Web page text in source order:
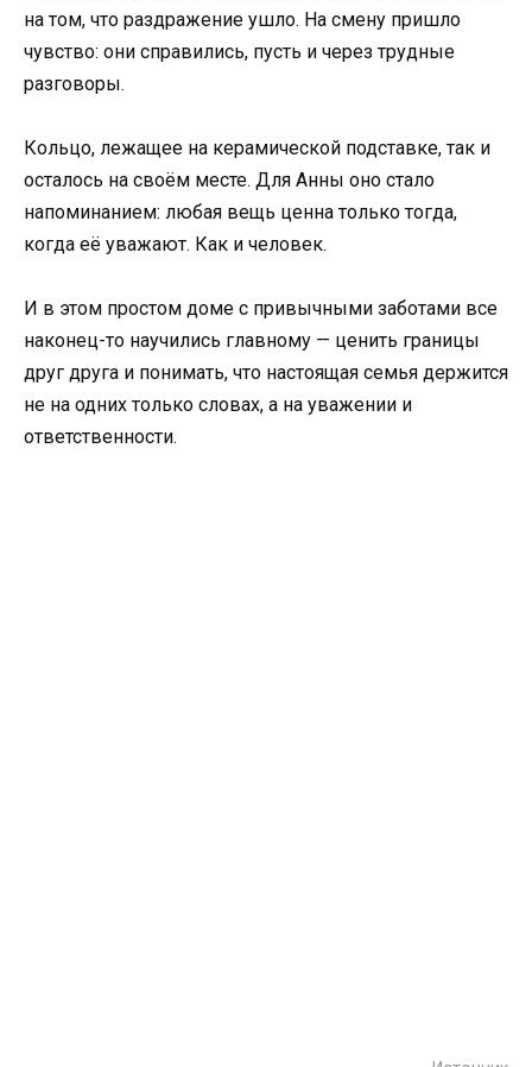
на том, что раздражение ушло. На смену пришло
чувство: они справились, пусть и через трудные
разговоры.
Кольцо, лежащее на керамической подставке, так и
осталось на своём месте. Для Анны оно стало
напоминанием: любая вещь ценна только тогда,
когда её уважают. Как и человек.
И в этом простом доме с привычными заботами все
наконец-то научились главному — ценить границы
друг друга и понимать, что настоящая семья держится
не на одних только словах, а на уважении и
ответственности.